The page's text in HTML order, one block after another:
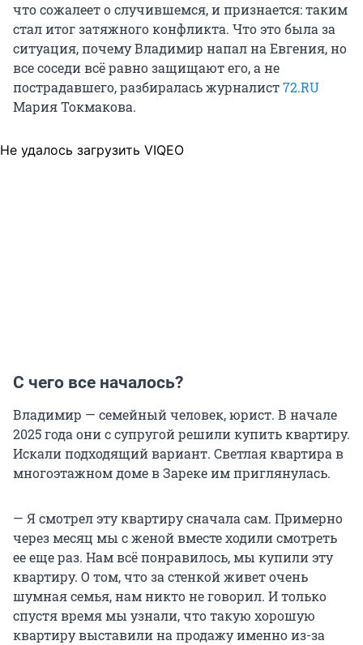
что сожалеет о случившемся, и признается: таким
стал итог затяжного конфликта. Что это была за
ситуация, почему Владимир напал на Евгения, но
все соседи всё равно защищают его, а не
пострадавшего, разбиралась журналист72.RU
Мария Токмакова.
Не удалось загрузить VIQEO
С чего все началось?
Владимир — семейный человек, юрист. В начале
2025 года они с супругой решили купить квартиру.
Искали подходящий вариант. Светлая квартира в
многоэтажном доме в Зареке им приглянулась.
— Я смотрел эту квартиру сначала сам. Примерно
через месяц мы с женой вместе ходили смотреть
ее еще раз. Нам всё понравилось, мы купили эту
квартиру. О том, что за стенкой живет очень
шумная семья, нам никто не говорил. И только
спустя время мы узнали, что такую хорошую
квартиру выставили на продажу именно из-за